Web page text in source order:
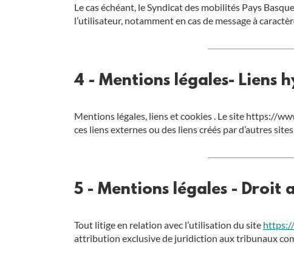
Le cas échéant, le Syndicat des mobilités Pays
l’utilisateur, notamment en cas de message à
4 - Mentions légales- Liens
Mentions légales, liens et cookies . Le site https://
ces liens externes ou des liens créés par d’autres
5 - Mentions légales -
Tout litige en relation avec l’utilisation du site
attribution exclusive de juridiction aux tribunaux